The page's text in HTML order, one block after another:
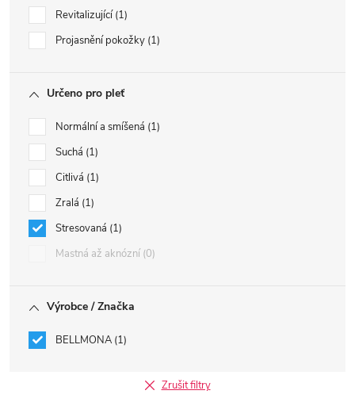
Revitalizující 1
Projasnění pokožky 1
Určeno pro pleť
Normální a smíšená 1
Suchá 1
Citlivá 1
Zralá 1
Stresovaná 1
Mastná až aknózní 0
Výrobce / Značka
BELLMONA 1
Zrušit filtry